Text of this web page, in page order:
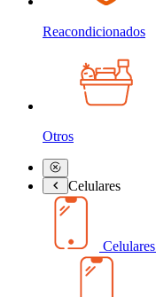
Reacondicionados
Otros
Celulares
Celulares